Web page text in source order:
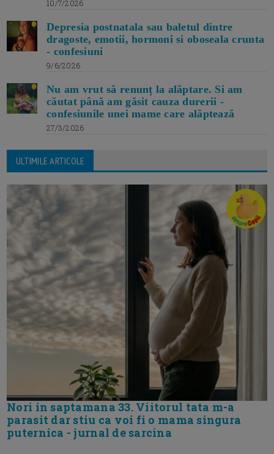
10/7/2026
Depresia postnatala sau baletul dintre
dragoste, emotii, hormoni si oboseala crunta
- confesiuni
9/6/2026
Nu am vrut să renunț la alăptare. Si am
căutat până am găsit cauza durerii -
confesiunile unei mame care alăptează
27/3/2026
ULTIMILE ARTICOLE
Nori in saptamana 33. Viitorul tata m-a
parasit dar stiu ca voi fi o mama singura
puternica - jurnal de sarcina